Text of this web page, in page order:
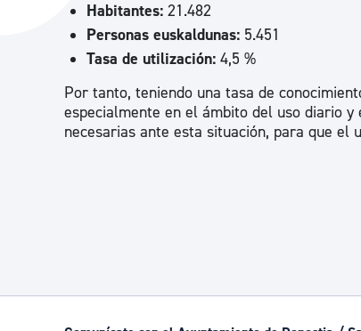
Descubre la ciudad
La ciudad futura
Habitantes: 21.482
Personas euskaldunas: 5.451
Tasa de utilización: 4,5 %
Por tanto, teniendo una tasa de
especialmente en el ámbito del uso diario
necesarias ante esta situación, para que el